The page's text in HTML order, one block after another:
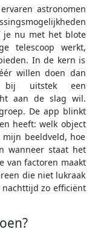
astronomen
je nu met het blote
telescoop werkt,
In de kern is
willen doen dan
bij uitstek een
aan de slag wil.
De app blinkt
heeft: welk object
beeldveld, hoe
wanneer staat het
van factoren maakt
die niet lukraak
zo efficiënt